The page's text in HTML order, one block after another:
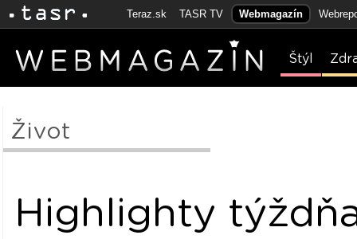
Teraz.sk TASR TV Webmagazín
Štýl
Život
Highlighty